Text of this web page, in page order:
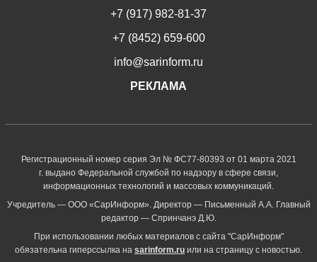
+7 (917) 982-81-37
+7 (8452) 659-600
info@sarinform.ru
РЕКЛАМА
Регистрационный номер серия Эл № ФС77-80393 от 01 марта 2021
г. выдано Федеральной службой по надзору в сфере связи,
информационных технологий и массовых коммуникаций.
Учредитель — ООО «СарИнформ». Директор — Письменный А.А. Главный
редактор — Спринчанэ Д.Ю.
При использовании любых материалов с сайта "СарИнформ"
обязательна гиперссылка на sarinform.ru или на страницу с новостью.